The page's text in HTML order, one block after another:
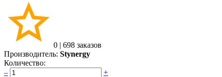
0 | 698 заказов
Производитель: Stynergy
Количество:
–
+